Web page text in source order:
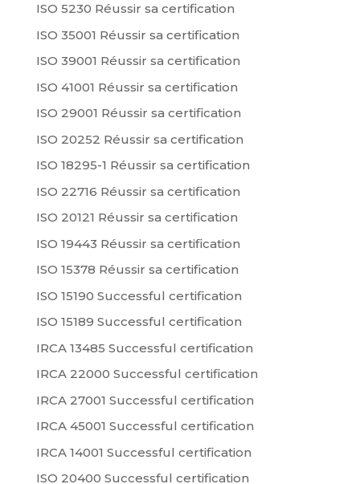
ISO 5230 Réussir sa certification
ISO 35001 Réussir sa certification
ISO 39001 Réussir sa certification
ISO 41001 Réussir sa certification
ISO 29001 Réussir sa certification
ISO 20252 Réussir sa certification
ISO 18295-1 Réussir sa certification
ISO 22716 Réussir sa certification
ISO 20121 Réussir sa certification
ISO 19443 Réussir sa certification
ISO 15378 Réussir sa certification
ISO 15190 Successful certification
ISO 15189 Successful certification
IRCA 13485 Successful certification
IRCA 22000 Successful certification
IRCA 27001 Successful certification
IRCA 45001 Successful certification
IRCA 14001 Successful certification
ISO 20400 Successful certification